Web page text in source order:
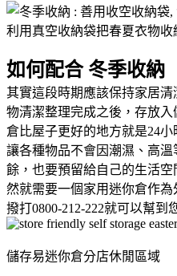
利用真空收納袋把春夏衣物收
如何配合 冬季收納
其實這段時期應該保持家居
物清潔整理完成之後，存放
倉比屋子更好的地方就是24
讓各種物品不會因潮濕、高
餘，也要預留給自己的生活
然就需要一個家用迷你倉作為
撥打0800-212-222就可以幫到
儲存易迷你倉分店休閒區域